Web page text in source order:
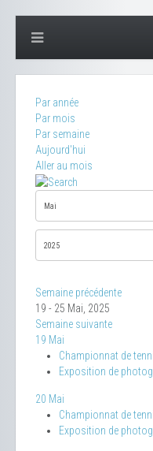
Par année
Par mois
Par semaine
Aujourd'hui
Aller au mois
Semaine précédente
19 - 25 Mai, 2025
Semaine suivante
19 Mai
Championnat de
Exposition de
20 Mai
Championnat de
Exposition de